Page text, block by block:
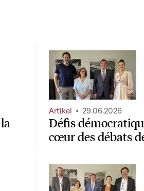
Défis
cœur des débats
Artikel 29.06.2026